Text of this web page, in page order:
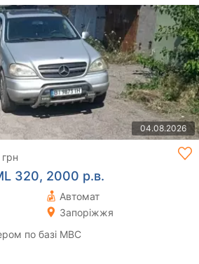
04.08.2026
320, 2000 р.в.
Автомат
Запоріжжя
по базі МВС